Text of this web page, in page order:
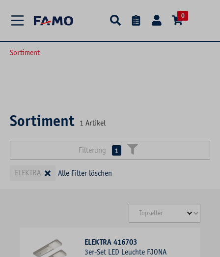
0
Sortiment
Sortiment 1 Artikel
Filterung 1
ELEKTRA × Alle Filter löschen
ELEKTRA 416703
3er-Set LED Leuchte FJONA